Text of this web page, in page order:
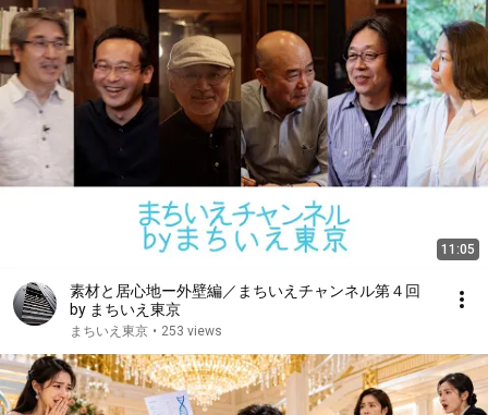
11:05
素材と居心地ー外壁編／まちいえチャンネル第４回
by まちいえ東京
まちいえ東京 • 253 views